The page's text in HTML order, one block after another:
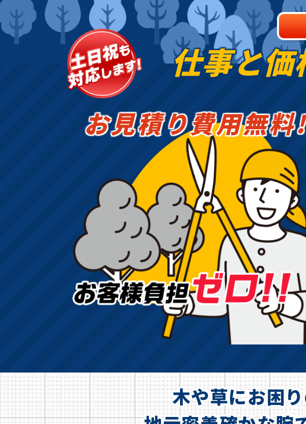
仕事と価
お見積り費用無
木や草にお困